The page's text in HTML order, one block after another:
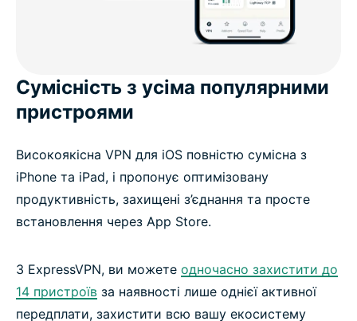
Сумісність з усіма популярними
пристроями
Високоякісна VPN для iOS повністю сумісна з
iPhone та iPad, і пропонує оптимізовану
продуктивність, захищені з’єднання та просте
встановлення через App Store.
З ExpressVPN, ви можете одночасно захистити до
14 пристроїв за наявності лише однієї активної
передплати, захистити всю вашу екосистему